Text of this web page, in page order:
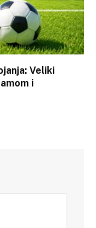
Veliki
i